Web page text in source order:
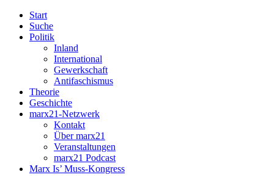
Start
Suche
Politik
Inland
International
Gewerkschaft
Antifaschismus
Theorie
Geschichte
marx21-Netzwerk
Kontakt
Über marx21
Veranstaltungen
marx21 Podcast
Marx Is’ Muss-Kongress